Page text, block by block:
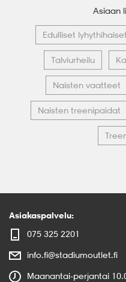
Asiaan
Edulliset
Talviurheilu
Naisten vaatteet
Naisten treenipaidat
Asiakaspalvelu:
075 325 2201
info.fi@stadiumoutlet.fi
Maanantai-perjantai